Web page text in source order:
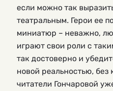
если можно так
театральным. Герои ее
миниатюр – неважно,
играют свои роли с
так достоверно и
новой реальностью, без
читатели Гончаровой